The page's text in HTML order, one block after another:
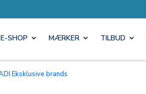
E-SHOP MÆRKER TILBUD
ADI Eksklusive brands